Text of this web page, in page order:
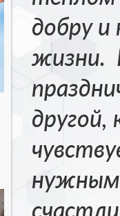
добру и
жизни.
другой,